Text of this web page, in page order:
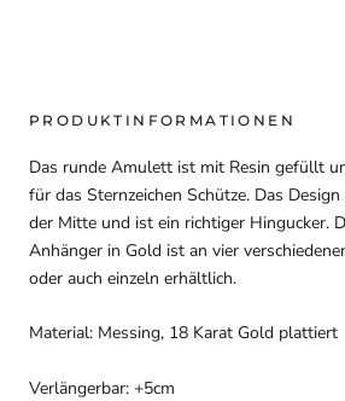
PRODUKTINFORMATIONEN
Das runde Amulett ist mit Resin gefüllt
für das Sternzeichen Schütze. Das
der Mitte und ist ein richtiger Hingucker.
Anhänger in Gold ist an vier
oder auch einzeln erhältlich.
Material: Messing, 18 Karat Gold plattiert
Verlängerbar: +5cm